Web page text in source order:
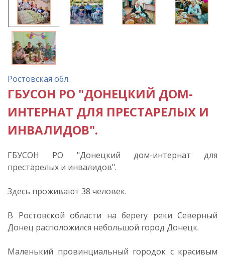
Ростовская обл.
ГБУСОН РО "ДОНЕЦКИЙ ДОМ-
ИНТЕРНАТ ДЛЯ ПРЕСТАРЕЛЫХ И
ИНВАЛИДОВ".
ГБУСОН РО "Донецкий дом-интернат для
престарелых и инвалидов".
Здесь проживают 38 человек.
В Ростовской области на берегу реки Северный
Донец расположился небольшой город Донецк.
Маленький провинциальный городок с красивым